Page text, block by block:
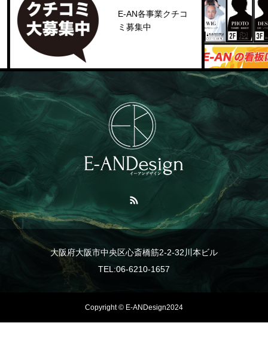
E-AN各事業クチコ
ミ募集中
大阪府大阪市中央区心斎橋筋2-2-32川本ビル
TEL:06-6210-1657
Copyright © E-ANDesign2024